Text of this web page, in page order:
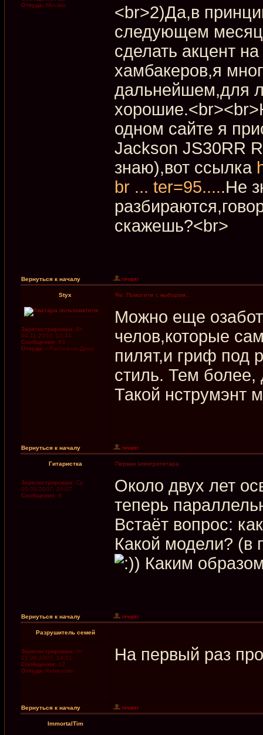
Откуда: Москва
<br>2)Да,в
следующем
сделать акцент
хамбакеров,я
дальнейшем,для
одном сайте я
Jackson JS30RR
знаю),вот ссылка
br ... ter=95.....Не
скажешь?<br>
Вернуться к началу
Styx Re: Помогите с выбором...
Зарегистрирован: Вт
04.11.2003, 12:44
Сообщения: 63
Откуда: г.Ростов-на-Дону
Можно еще
челов,которые
пилят,и гриф под
стиль. Тем более,
Такой нструмэнт
Вернуться к началу
Гитаристка Первая электрогитара
Зарегистрирован: Ср
05.09.2007, 20:07
Сообщения: 8
Около двух лет
теперь
Встаёт вопрос:
Какой модели? (в
) Каким
Вернуться к началу
Разрушитель семей
Зарегистрирован: Чт
21.06.2007, 14:01
Сообщения: 12
Откуда: Кемерово
На первый раз
Вернуться к началу
ImmortalTim